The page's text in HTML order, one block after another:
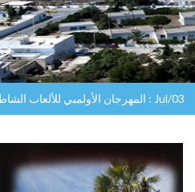
Jul/03 : المهرجان الأولمبي للألعاب الشاطئية بقليبية